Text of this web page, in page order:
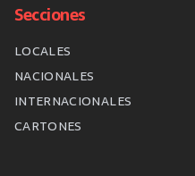
Secciones
LOCALES
NACIONALES
INTERNACIONALES
CARTONES